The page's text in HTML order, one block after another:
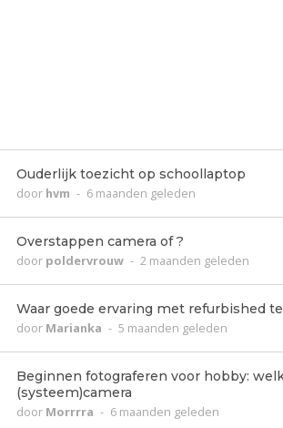
Ouderlijk toezicht op schoollaptop
door hvm - 6 maanden geleden
Overstappen camera of ?
door poldervrouw - 2 maanden geleden
Waar goede ervaring met refurbished
door Marianka - 5 maanden geleden
Beginnen fotograferen voor hobby:
(systeem)camera
door Morrrra - 6 maanden geleden